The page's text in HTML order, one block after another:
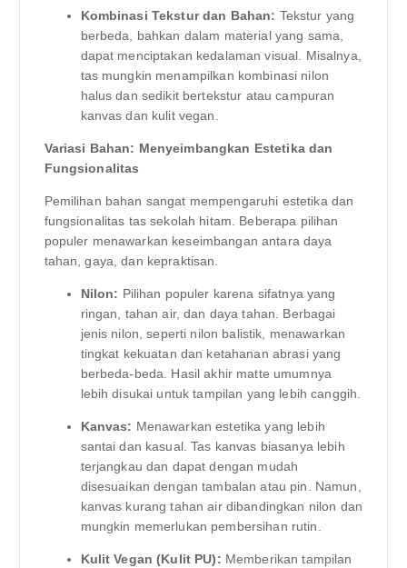
Kombinasi Tekstur dan Bahan: Tekstur yang
berbeda, bahkan dalam material yang sama,
dapat menciptakan kedalaman visual. Misalnya,
tas mungkin menampilkan kombinasi nilon
halus dan sedikit bertekstur atau campuran
kanvas dan kulit vegan.
Variasi Bahan: Menyeimbangkan Estetika dan
Fungsionalitas
Pemilihan bahan sangat mempengaruhi estetika dan
fungsionalitas tas sekolah hitam. Beberapa pilihan
populer menawarkan keseimbangan antara daya
tahan, gaya, dan kepraktisan.
Nilon: Pilihan populer karena sifatnya yang
ringan, tahan air, dan daya tahan. Berbagai
jenis nilon, seperti nilon balistik, menawarkan
tingkat kekuatan dan ketahanan abrasi yang
berbeda-beda. Hasil akhir matte umumnya
lebih disukai untuk tampilan yang lebih canggih.
Kanvas: Menawarkan estetika yang lebih
santai dan kasual. Tas kanvas biasanya lebih
terjangkau dan dapat dengan mudah
disesuaikan dengan tambalan atau pin. Namun,
kanvas kurang tahan air dibandingkan nilon dan
mungkin memerlukan pembersihan rutin.
Kulit Vegan (Kulit PU): Memberikan tampilan